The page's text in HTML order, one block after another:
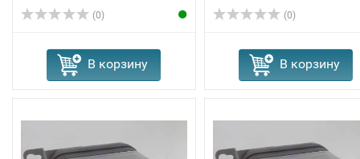
(0)
В корзину
(0)
В корзину